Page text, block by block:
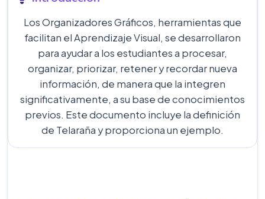
Los Organizadores Gráficos, herramientas que
facilitan el Aprendizaje Visual, se desarrollaron
para ayudar a los estudiantes a procesar,
organizar, priorizar, retener y recordar nueva
información, de manera que la integren
significativamente, a su base de conocimientos
previos. Este documento incluye la definición
de Telaraña y proporciona un ejemplo.